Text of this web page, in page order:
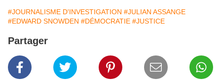
#JOURNALISME D'INVESTIGATION #JULIAN ASSANGE
#EDWARD SNOWDEN #DÉMOCRATIE #JUSTICE
Partager